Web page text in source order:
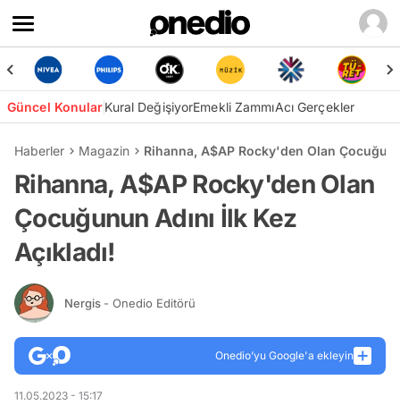
Güncel KonularKural DeğişiyorEmekli ZammıAcı Gerçekler
Haberler Magazin Rihanna, A$AP Rocky'den Olan
Rihanna, A$AP Rocky'den Olan
Çocuğunun Adını İlk Kez
Açıkladı!
Nergis - Onedio Editörü
Onedio’yu Google'a ekleyin
11.05.2023 - 15:17